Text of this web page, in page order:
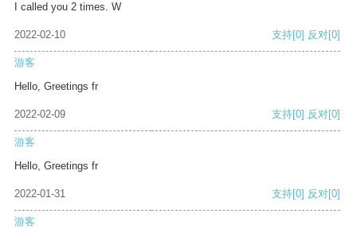
I called you 2 times. W
2022-02-10 支持[0] 反对[0]
游客
Hello, Greetings fr
2022-02-09 支持[0] 反对[0]
游客
Hello, Greetings fr
2022-01-31 支持[0] 反对[0]
游客